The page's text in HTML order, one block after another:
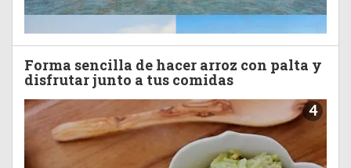
Forma sencilla de hacer arroz con palta y
disfrutar junto a tus comidas
4